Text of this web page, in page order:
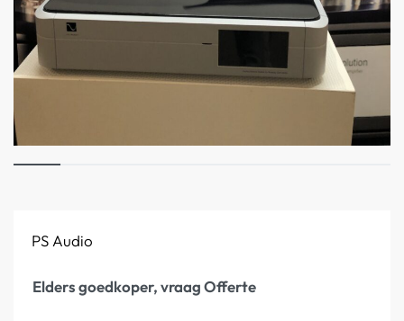
PS Audio
Elders goedkoper, vraag Offerte